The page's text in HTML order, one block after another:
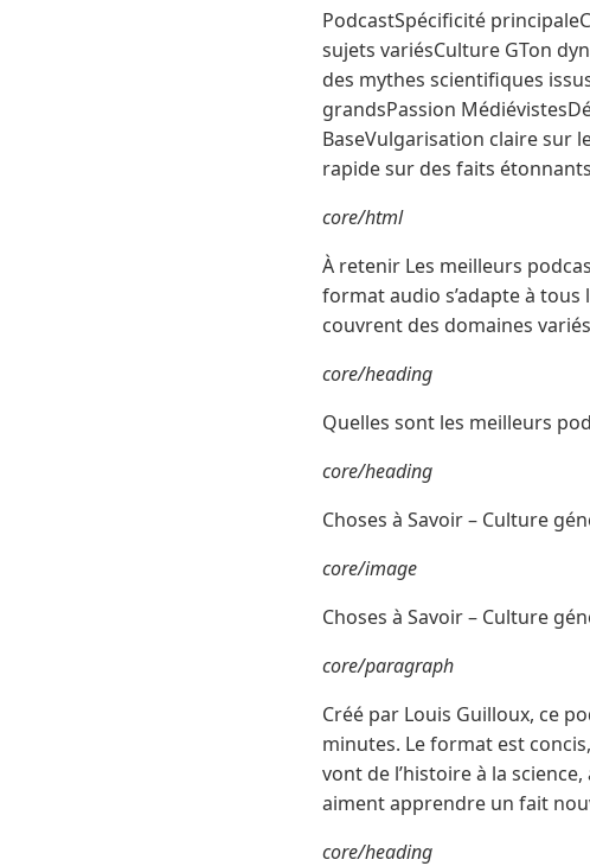
PodcastSpécificité
sujets variésCulture GTon
des mythes scientifiques
grandsPassion
BaseVulgarisation claire sur
rapide sur des faits étonnants
core/html
À retenir Les meilleurs
format audio s’adapte à
couvrent des domaines
core/heading
Quelles sont les meilleurs
core/heading
Choses à Savoir – Culture
core/image
Choses à Savoir – Culture
core/paragraph
Créé par Louis Guilloux, ce
minutes. Le format est
vont de l’histoire à la
aiment apprendre un fait
core/heading